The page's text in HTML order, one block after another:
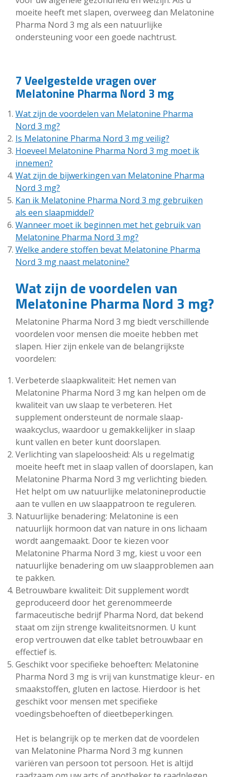
moeite heeft met slapen, overweeg dan Melatonine
Pharma Nord 3 mg als een natuurlijke
ondersteuning voor een goede nachtrust.
7 Veelgestelde vragen over
Melatonine Pharma Nord 3 mg
Wat zijn de voordelen van Melatonine Pharma
Nord 3 mg?
Is Melatonine Pharma Nord 3 mg veilig?
Hoeveel Melatonine Pharma Nord 3 mg moet ik
innemen?
Wat zijn de bijwerkingen van Melatonine Pharma
Nord 3 mg?
Kan ik Melatonine Pharma Nord 3 mg gebruiken
als een slaapmiddel?
Wanneer moet ik beginnen met het gebruik van
Melatonine Pharma Nord 3 mg?
Welke andere stoffen bevat Melatonine Pharma
Nord 3 mg naast melatonine?
Wat zijn de voordelen van
Melatonine Pharma Nord 3 mg?
Melatonine Pharma Nord 3 mg biedt verschillende
voordelen voor mensen die moeite hebben met
slapen. Hier zijn enkele van de belangrijkste
voordelen:
Verbeterde slaapkwaliteit: Het nemen van
Melatonine Pharma Nord 3 mg kan helpen om de
kwaliteit van uw slaap te verbeteren. Het
supplement ondersteunt de normale slaap-
waakcyclus, waardoor u gemakkelijker in slaap
kunt vallen en beter kunt doorslapen.
Verlichting van slapeloosheid: Als u regelmatig
moeite heeft met in slaap vallen of doorslapen, kan
Melatonine Pharma Nord 3 mg verlichting bieden.
Het helpt om uw natuurlijke melatonineproductie
aan te vullen en uw slaappatroon te reguleren.
Natuurlijke benadering: Melatonine is een
natuurlijk hormoon dat van nature in ons lichaam
wordt aangemaakt. Door te kiezen voor
Melatonine Pharma Nord 3 mg, kiest u voor een
natuurlijke benadering om uw slaapproblemen aan
te pakken.
Betrouwbare kwaliteit: Dit supplement wordt
geproduceerd door het gerenommeerde
farmaceutische bedrijf Pharma Nord, dat bekend
staat om zijn strenge kwaliteitsnormen. U kunt
erop vertrouwen dat elke tablet betrouwbaar en
effectief is.
Geschikt voor specifieke behoeften: Melatonine
Pharma Nord 3 mg is vrij van kunstmatige kleur- en
smaakstoffen, gluten en lactose. Hierdoor is het
geschikt voor mensen met specifieke
voedingsbehoeften of dieetbeperkingen.
Het is belangrijk op te merken dat de voordelen
van Melatonine Pharma Nord 3 mg kunnen
variëren van persoon tot persoon. Het is altijd